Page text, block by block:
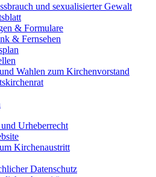
und sexualisierter Gewalt
& Formulare
& Fernsehen
Wahlen zum Kirchenvorstand
Urheberrecht
Kirchenaustritt
Datenschutz